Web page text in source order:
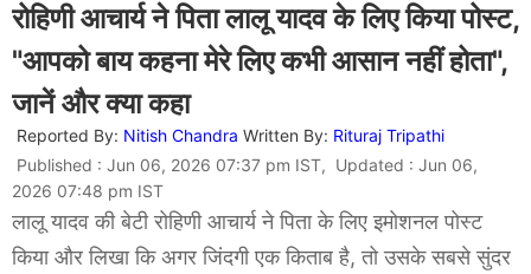
रोहिणी आचार्य ने पिता लालू यादव के लिए किया पोस्ट,
"आपको बाय कहना मेरे लिए कभी आसान नहीं होता",
जानें और क्या कहा
Reported By: Nitish Chandra Written By: Rituraj Tripathi
Published : Jun 06, 2026 07:37 pm IST, Updated : Jun 06,
2026 07:48 pm IST
लालू यादव की बेटी रोहिणी आचार्य ने पिता के लिए इमोशनल पोस्ट
किया और लिखा कि अगर जिंदगी एक किताब है, तो उसके सबसे सुंदर